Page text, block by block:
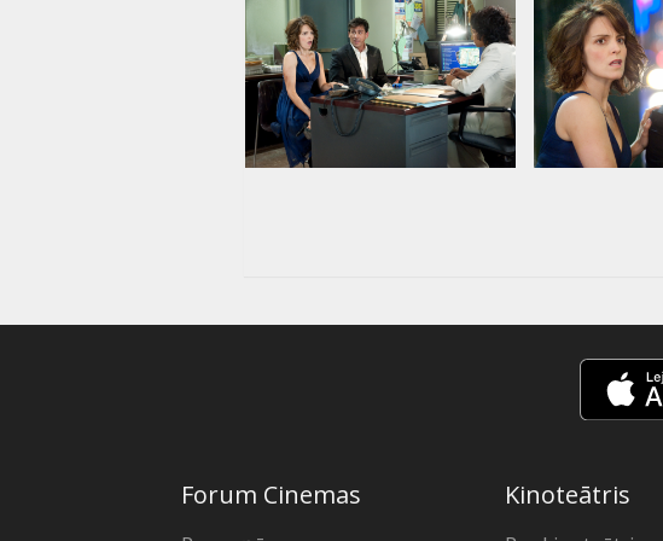
Forum Cinemas Kinoteātris